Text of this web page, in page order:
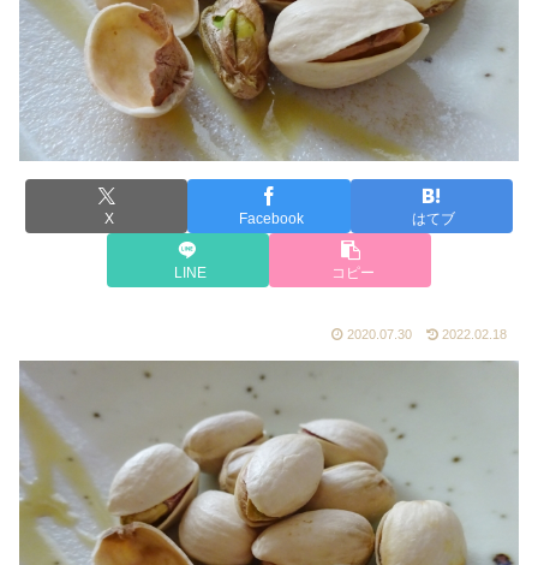
X Facebook はてブ
LINE コピー
2020.07.30 2022.02.18